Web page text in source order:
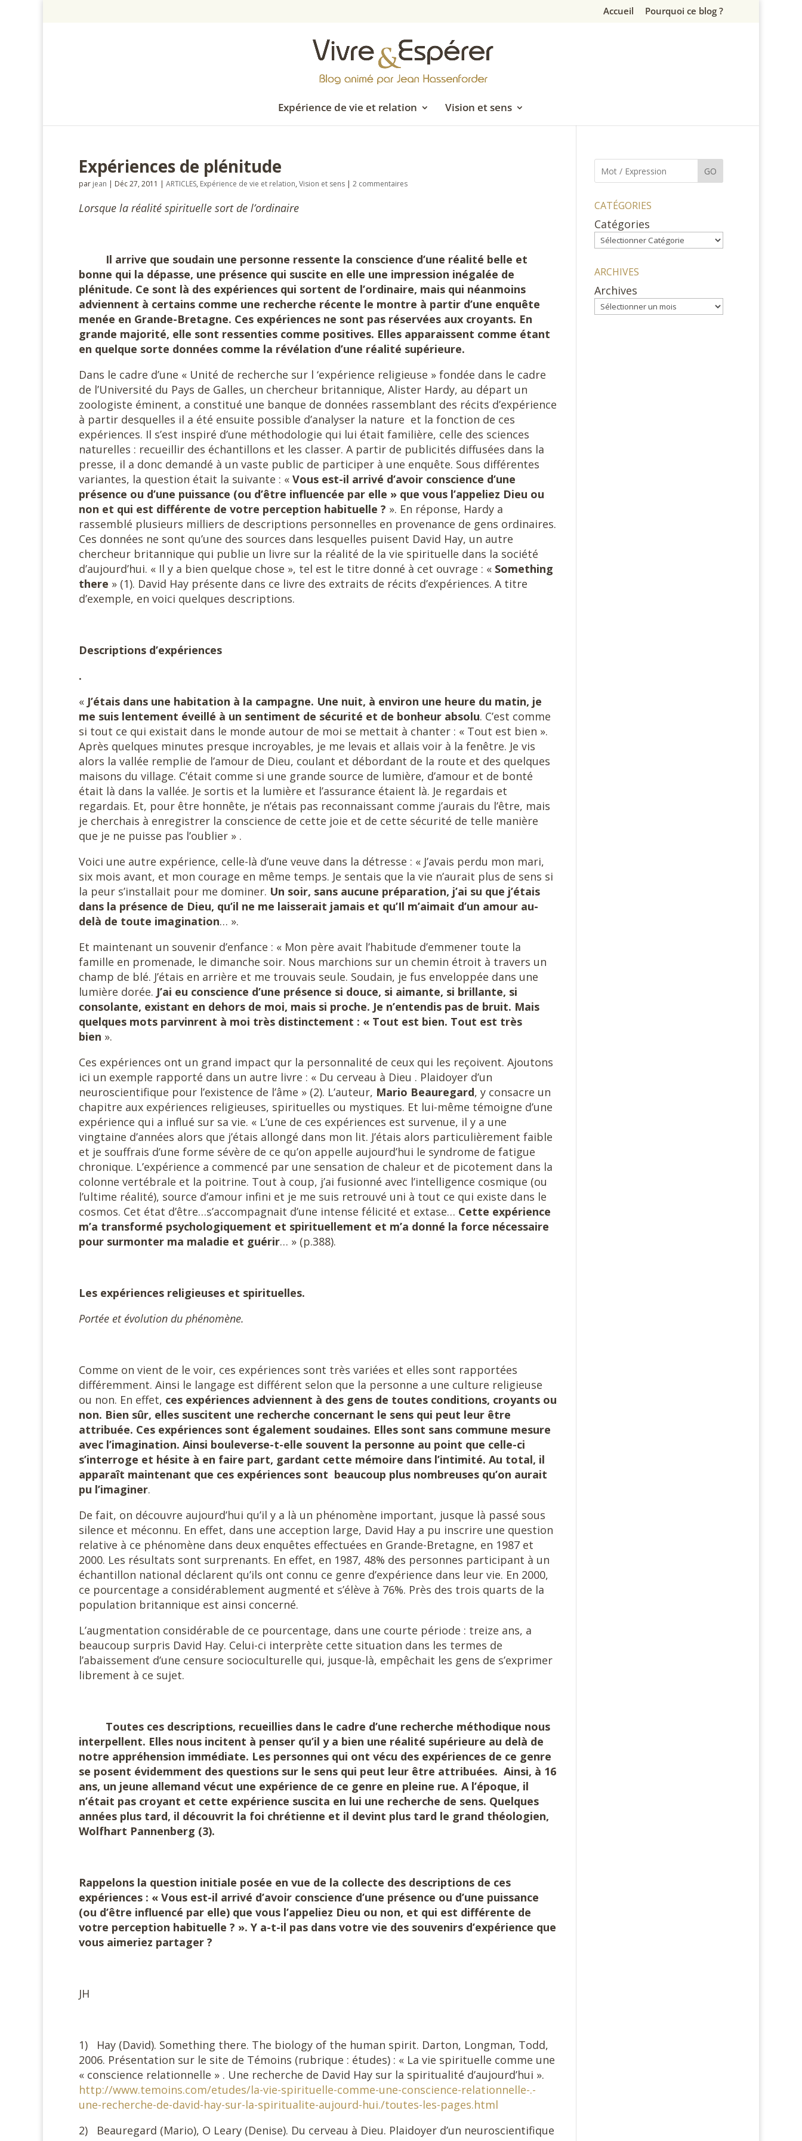
Accueil Pourquoi ce blog ?
Expérience de vie et relation Vision et sens
Expériences de plénitude
par jean | Déc 27, 2011 | ARTICLES, Expérience de vie et relation, Vision et sens | 2 commentaires
Lorsque la réalité spirituelle sort de l’ordinaire
Il arrive que soudain une personne ressente la conscience d’une réalité belle et
bonne qui la dépasse, une présence qui suscite en elle une impression inégalée de
plénitude. Ce sont là des expériences qui sortent de l’ordinaire, mais qui néanmoins
adviennent à certains comme une recherche récente le montre à partir d’une enquête
menée en Grande-Bretagne. Ces expériences ne sont pas réservées aux croyants. En
grande majorité, elle sont ressenties comme positives. Elles apparaissent comme étant
en quelque sorte données comme la révélation d’une réalité supérieure.
Dans le cadre d’une « Unité de recherche sur l ‘expérience religieuse » fondée dans le cadre
de l’Université du Pays de Galles, un chercheur britannique, Alister Hardy, au départ un
zoologiste éminent, a constitué une banque de données rassemblant des récits d’expérience
à partir desquelles il a été ensuite possible d’analyser la nature et la fonction de ces
expériences. Il s’est inspiré d’une méthodologie qui lui était familière, celle des sciences
naturelles : recueillir des échantillons et les classer. A partir de publicités diffusées dans la
presse, il a donc demandé à un vaste public de participer à une enquête. Sous différentes
variantes, la question était la suivante : « Vous est-il arrivé d’avoir conscience d’une
présence ou d’une puissance (ou d’être influencée par elle » que vous l’appeliez Dieu ou
non et qui est différente de votre perception habituelle ? ». En réponse, Hardy a
rassemblé plusieurs milliers de descriptions personnelles en provenance de gens ordinaires.
Ces données ne sont qu’une des sources dans lesquelles puisent David Hay, un autre
chercheur britannique qui publie un livre sur la réalité de la vie spirituelle dans la société
d’aujourd’hui. « Il y a bien quelque chose », tel est le titre donné à cet ouvrage : « Something
there » (1). David Hay présente dans ce livre des extraits de récits d’expériences. A titre
d’exemple, en voici quelques descriptions.
Descriptions d’expériences
.
« J’étais dans une habitation à la campagne. Une nuit, à environ une heure du matin, je
me suis lentement éveillé à un sentiment de sécurité et de bonheur absolu. C’est comme
si tout ce qui existait dans le monde autour de moi se mettait à chanter : « Tout est bien ».
Après quelques minutes presque incroyables, je me levais et allais voir à la fenêtre. Je vis
alors la vallée remplie de l’amour de Dieu, coulant et débordant de la route et des quelques
maisons du village. C’était comme si une grande source de lumière, d’amour et de bonté
était là dans la vallée. Je sortis et la lumière et l’assurance étaient là. Je regardais et
regardais. Et, pour être honnête, je n’étais pas reconnaissant comme j’aurais du l’être, mais
je cherchais à enregistrer la conscience de cette joie et de cette sécurité de telle manière
que je ne puisse pas l’oublier » .
Voici une autre expérience, celle-là d’une veuve dans la détresse : « J’avais perdu mon mari,
six mois avant, et mon courage en même temps. Je sentais que la vie n’aurait plus de sens si
la peur s’installait pour me dominer. Un soir, sans aucune préparation, j’ai su que j’étais
dans la présence de Dieu, qu’il ne me laisserait jamais et qu’Il m’aimait d’un amour au-
delà de toute imagination… ».
Et maintenant un souvenir d’enfance : « Mon père avait l’habitude d’emmener toute la
famille en promenade, le dimanche soir. Nous marchions sur un chemin étroit à travers un
champ de blé. J’étais en arrière et me trouvais seule. Soudain, je fus enveloppée dans une
lumière dorée. J’ai eu conscience d’une présence si douce, si aimante, si brillante, si
consolante, existant en dehors de moi, mais si proche. Je n’entendis pas de bruit. Mais
quelques mots parvinrent à moi très distinctement : « Tout est bien. Tout est très
bien ».
Ces expériences ont un grand impact qur la personnalité de ceux qui les reçoivent. Ajoutons
ici un exemple rapporté dans un autre livre : « Du cerveau à Dieu . Plaidoyer d’un
neuroscientifique pour l’existence de l’âme » (2). L’auteur, Mario Beauregard, y consacre un
chapitre aux expériences religieuses, spirituelles ou mystiques. Et lui-même témoigne d’une
expérience qui a influé sur sa vie. « L’une de ces expériences est survenue, il y a une
vingtaine d’années alors que j’étais allongé dans mon lit. J’étais alors particulièrement faible
et je souffrais d’une forme sévère de ce qu’on appelle aujourd’hui le syndrome de fatigue
chronique. L’expérience a commencé par une sensation de chaleur et de picotement dans la
colonne vertébrale et la poitrine. Tout à coup, j’ai fusionné avec l’intelligence cosmique (ou
l’ultime réalité), source d’amour infini et je me suis retrouvé uni à tout ce qui existe dans le
cosmos. Cet état d’être…s’accompagnait d’une intense félicité et extase… Cette expérience
m’a transformé psychologiquement et spirituellement et m’a donné la force nécessaire
pour surmonter ma maladie et guérir… » (p.388).
Les expériences religieuses et spirituelles.
Portée et évolution du phénomène.
Comme on vient de le voir, ces expériences sont très variées et elles sont rapportées
différemment. Ainsi le langage est différent selon que la personne a une culture religieuse
ou non. En effet, ces expériences adviennent à des gens de toutes conditions, croyants ou
non. Bien sûr, elles suscitent une recherche concernant le sens qui peut leur être
attribuée. Ces expériences sont également soudaines. Elles sont sans commune mesure
avec l’imagination. Ainsi bouleverse-t-elle souvent la personne au point que celle-ci
s’interroge et hésite à en faire part, gardant cette mémoire dans l’intimité. Au total, il
apparaît maintenant que ces expériences sont beaucoup plus nombreuses qu’on aurait
pu l’imaginer.
De fait, on découvre aujourd’hui qu’il y a là un phénomène important, jusque là passé sous
silence et méconnu. En effet, dans une acception large, David Hay a pu inscrire une question
relative à ce phénomène dans deux enquêtes effectuées en Grande-Bretagne, en 1987 et
2000. Les résultats sont surprenants. En effet, en 1987, 48% des personnes participant à un
échantillon national déclarent qu’ils ont connu ce genre d’expérience dans leur vie. En 2000,
ce pourcentage a considérablement augmenté et s’élève à 76%. Près des trois quarts de la
population britannique est ainsi concerné.
L’augmentation considérable de ce pourcentage, dans une courte période : treize ans, a
beaucoup surpris David Hay. Celui-ci interprète cette situation dans les termes de
l’abaissement d’une censure socioculturelle qui, jusque-là, empêchait les gens de s’exprimer
librement à ce sujet.
Toutes ces descriptions, recueillies dans le cadre d’une recherche méthodique nous
interpellent. Elles nous incitent à penser qu’il y a bien une réalité supérieure au delà de
notre appréhension immédiate. Les personnes qui ont vécu des expériences de ce genre
se posent évidemment des questions sur le sens qui peut leur être attribuées. Ainsi, à 16
ans, un jeune allemand vécut une expérience de ce genre en pleine rue. A l’époque, il
n’était pas croyant et cette expérience suscita en lui une recherche de sens. Quelques
années plus tard, il découvrit la foi chrétienne et il devint plus tard le grand théologien,
Wolfhart Pannenberg (3).
Rappelons la question initiale posée en vue de la collecte des descriptions de ces
expériences : « Vous est-il arrivé d’avoir conscience d’une présence ou d’une puissance
(ou d’être influencé par elle) que vous l’appeliez Dieu ou non, et qui est différente de
votre perception habituelle ? ». Y a-t-il pas dans votre vie des souvenirs d’expérience que
vous aimeriez partager ?
JH
1) Hay (David). Something there. The biology of the human spirit. Darton, Longman, Todd,
2006. Présentation sur le site de Témoins (rubrique : études) : « La vie spirituelle comme une
« conscience relationnelle » . Une recherche de David Hay sur la spiritualité d’aujourd’hui ».
http://www.temoins.com/etudes/la-vie-spirituelle-comme-une-conscience-relationnelle-.-
une-recherche-de-david-hay-sur-la-spiritualite-aujourd-hui./toutes-les-pages.html
2) Beauregard (Mario), O Leary (Denise). Du cerveau à Dieu. Plaidoyer d’un neuroscientifique
GO
CATÉGORIES
Catégories
ARCHIVES
Archives